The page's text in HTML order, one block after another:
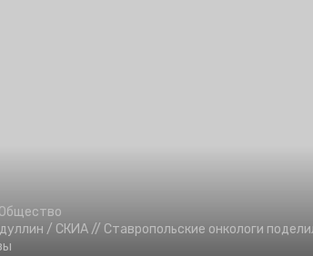
Общество
/ СКИА // Ставропольские онкологи